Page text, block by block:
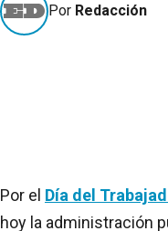
Por Redacción
Por el Día del
hoy la administración